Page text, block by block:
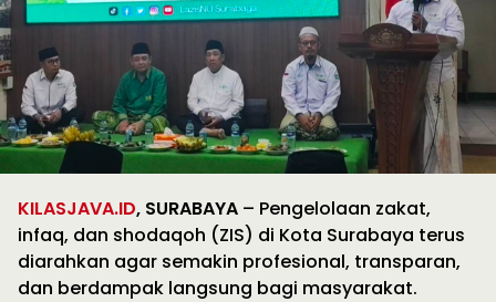
KILASJAVA.ID, SURABAYA – Pengelolaan zakat,
infaq, dan shodaqoh (ZIS) di Kota Surabaya terus
diarahkan agar semakin profesional, transparan,
dan berdampak langsung bagi masyarakat.